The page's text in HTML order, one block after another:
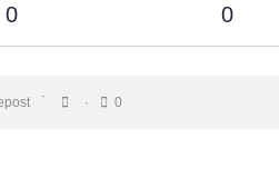
0 0
0